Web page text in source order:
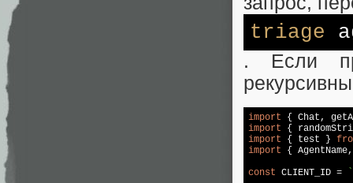
triage
. Если
import { Chat,
import {
import { test }
import {
const CLIENT_ID =